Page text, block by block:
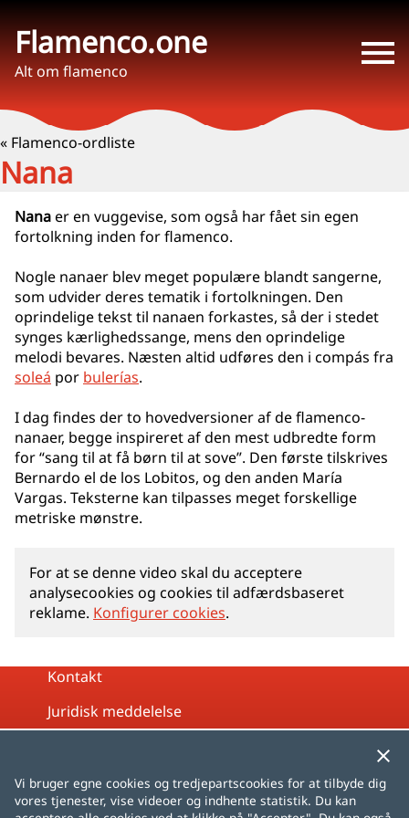
Flamenco.one
Alt om flamenco
« Flamenco-ordliste
Nana
Nanaer en vuggevise, som også har fået sin egen
fortolkning inden for flamenco.
Nogle nanaer blev meget populære blandt sangerne,
som udvider deres tematik i fortolkningen. Den
oprindelige tekst til nanaen forkastes, så der i stedet
synges kærlighedssange, mens den oprindelige
melodi bevares. Næsten altid udføres den i compás fra
soleá por bulerías.
I dag findes der to hovedversioner af de flamenco-
nanaer, begge inspireret af den mest udbredte form
for “sang til at få børn til at sove”. Den første tilskrives
Bernardo el de los Lobitos, og den anden María
Vargas. Teksterne kan tilpasses meget forskellige
metriske mønstre.
For at se denne video skal du acceptere
analysecookies og cookies til adfærdsbaseret
reklame. Konfigurer cookies.
Kontakt
Juridisk meddelelse
Cookiepolitik
Vi bruger egne cookies og tredjepartscookies for at tilbyde dig
vores tjenester, vise videoer og indhente statistik. Du kan